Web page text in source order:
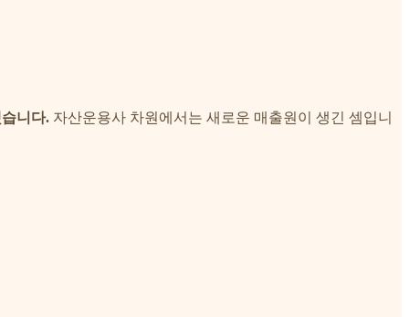
니다. 자산운용사 차원에서는 새로운 매출원이 생긴 셈입니